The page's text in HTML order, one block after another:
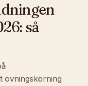
så
övningskörning